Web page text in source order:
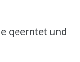
geerntet und